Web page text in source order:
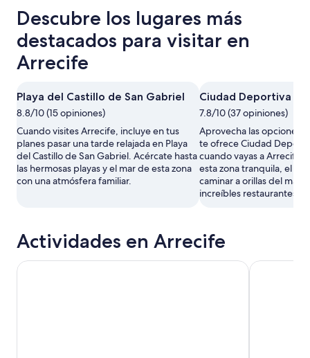
Descubre los lugares más
destacados para visitar en
Arrecife
Playa del Castillo de San Gabriel
8.8/10 (15 opiniones)
Cuando visites Arrecife, incluye en tus
planes pasar una tarde relajada en Playa
del Castillo de San Gabriel. Acércate hasta
las hermosas playas y el mar de esta zona
con una atmósfera familiar.
Ciudad Deportiva
7.8/10 (37 opiniones)
Aprovecha las opciones
te ofrece Ciudad
cuando vayas a Arrecife.
esta zona tranquila, el
caminar a orillas del mar
increíbles restaurantes.
Actividades en Arrecife
Puerto del Carmen: recorrido en lancha rápida paraLanzarote: